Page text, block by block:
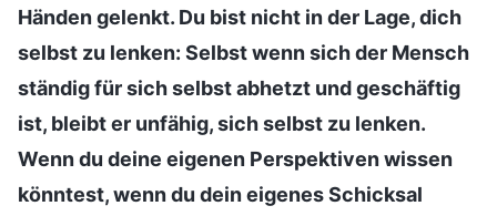
Händen gelenkt. Du bist nicht in der Lage, dich
selbst zu lenken: Selbst wenn sich der Mensch
ständig für sich selbst abhetzt und geschäftig
ist, bleibt er unfähig, sich selbst zu lenken.
Wenn du deine eigenen Perspektiven wissen
könntest, wenn du dein eigenes Schicksal